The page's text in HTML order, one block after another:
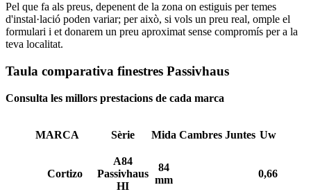
Pel que fa als preus, depenent de la zona on estiguis per temes
d'instal·lació poden variar; per això, si vols un preu real, omple el
formulari i et donarem un preu aproximat sense compromís per a la
teva localitat.
Taula comparativa finestres Passivhaus
Consulta les millors prestacions de cada marca
MARCA Sèrie Mida Cambres Juntes Uw
Cortizo
A84
Passivhaus
HI
84
mm
0,66